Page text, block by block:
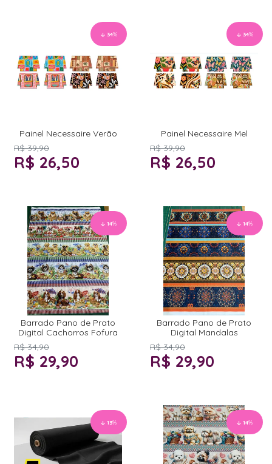
34%
Painel Necessaire Verão
R$ 39,90
R$ 26,50
34%
Painel Necessaire Mel
R$ 39,90
R$ 26,50
14%
Barrado Pano de Prato
Digital Cachorros Fofura
R$ 34,90
R$ 29,90
14%
Barrado Pano de Prato
Digital Mandalas
R$ 34,90
R$ 29,90
13% 14%